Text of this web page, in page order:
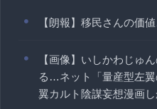
【朗報】移民さんの価
【画像】いしかわじゅ
る…ネット「量産型左
翼カルト陰謀妄想漫画